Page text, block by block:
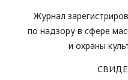
Журнал
по надзору в сфере
и охраны